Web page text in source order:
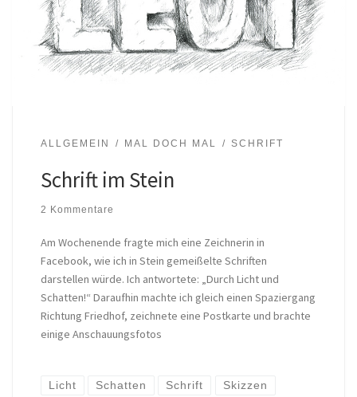
ALLGEMEIN MAL DOCH MAL SCHRIFT
Schrift im Stein
2 Kommentare
Am Wochenende fragte mich eine Zeichnerin in
Facebook, wie ich in Stein gemeißelte Schriften
darstellen würde. Ich antwortete: „Durch Licht und
Schatten!“ Daraufhin machte ich gleich einen Spaziergang
Richtung Friedhof, zeichnete eine Postkarte und brachte
einige Anschauungsfotos
Licht Schatten Schrift Skizzen